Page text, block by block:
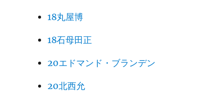
18丸屋博
18石母田正
20エドマンド・ブランデン
20北西允